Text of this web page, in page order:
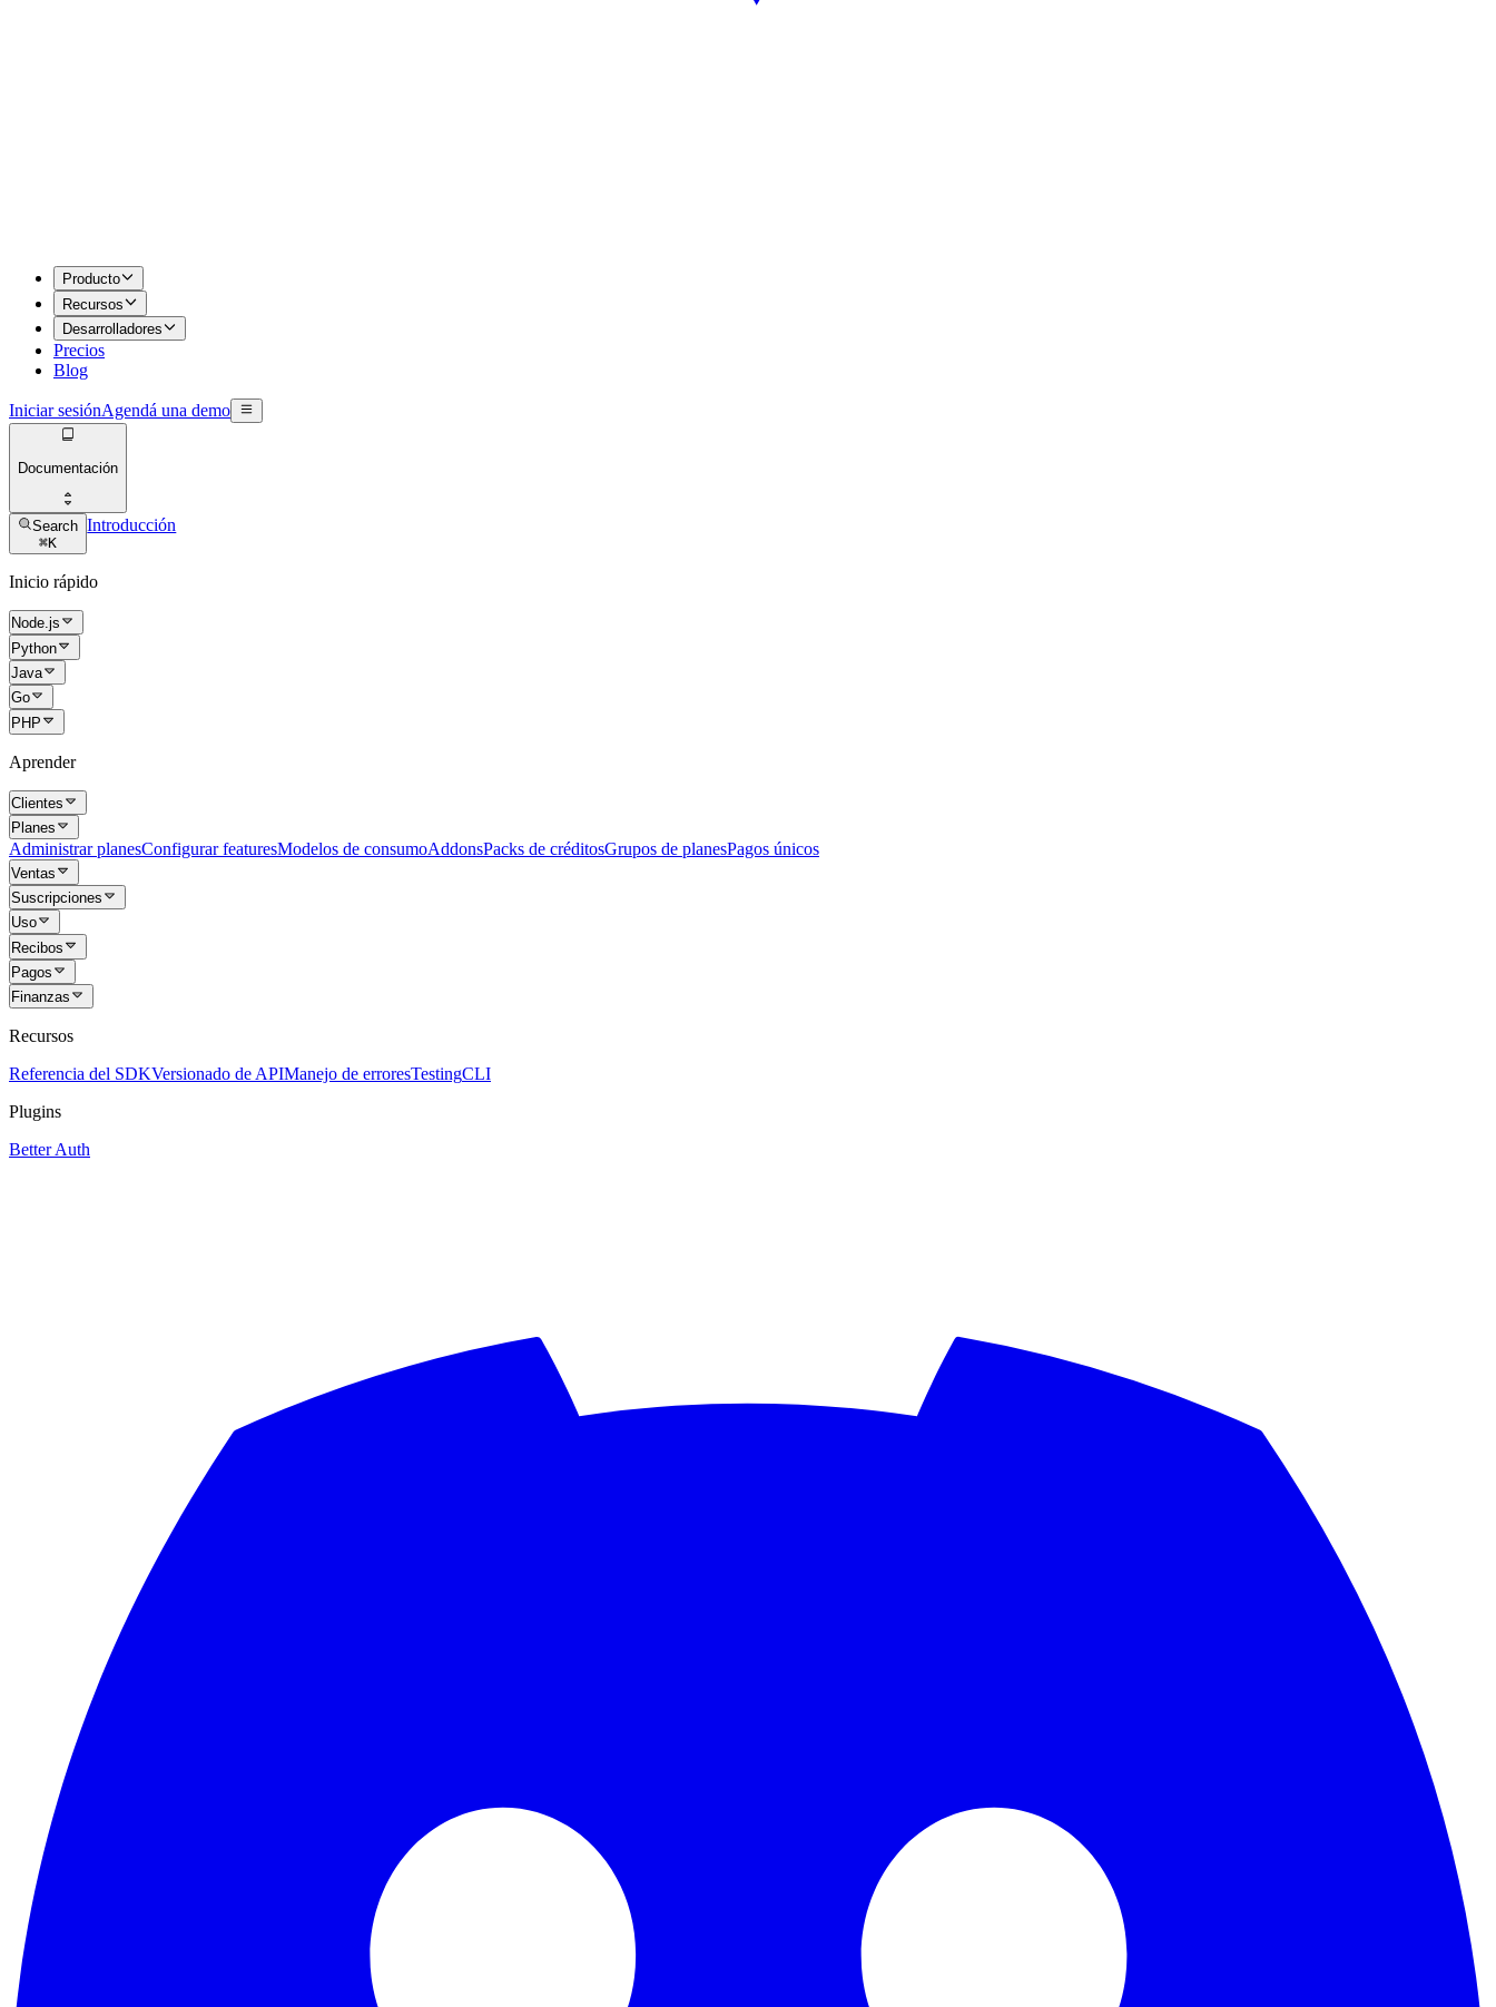
Producto
Recursos
Desarrolladores
Precios
Blog
Iniciar sesiónAgendá una demo
Documentación
Search
⌘K
Introducción
Inicio rápido
Node.js
Python
Java
Go
PHP
Aprender
Clientes
Planes
Administrar planesConfigurar featuresModelos de consumoAddonsPacks de créditosGrupos de planesPagos únicos
Ventas
Suscripciones
Uso
Recibos
Pagos
Finanzas
Recursos
Referencia del SDKVersionado de APIManejo de erroresTestingCLI
Plugins
Better Auth